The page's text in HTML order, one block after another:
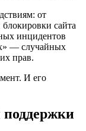
от
сайта
инцидентов
— случайных
прав.
И его
поддержки